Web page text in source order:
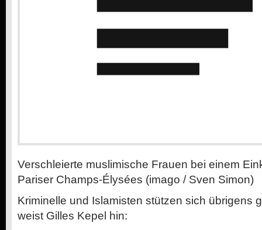
Verschleierte muslimische Frauen bei einem
Pariser Champs-Élysées (imago / Sven Simon)
Kriminelle und Islamisten stützen sich übrigens
weist Gilles Kepel hin: